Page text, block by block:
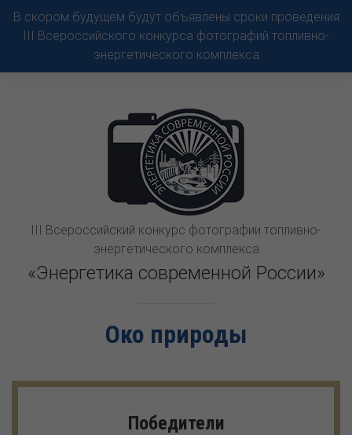
В скором будущем будут объявлены сроки проведения
III Всероссийского конкурса фотографий топливно-
энергетического комплекса
III Всероссийский конкурс фотографии топливно-
энергетического комплекса
«Энергетика современной России»
Око природы
Победители